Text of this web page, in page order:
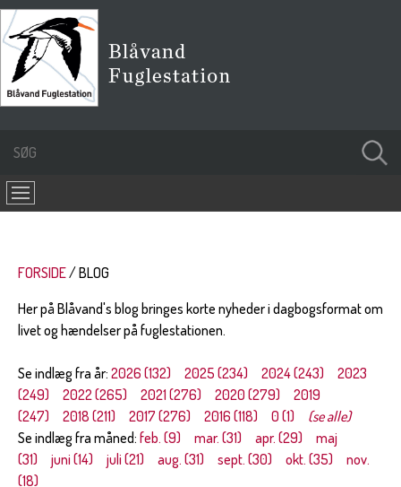
FORSIDE
BLOG
Her på Blåvand's blog bringes korte nyheder i dagbogsformat om
livet og hændelser på fuglestationen.
Se indlæg fra år: 2026 (132) 2025 (234) 2024 (243)
2023
(249)
2022 (265) 2021 (276) 2020 (279)
2019
(247)
2018 (211) 2017 (276) 2016 (118) 0 (1)
(se alle)
Se indlæg fra måned: feb. (9) mar. (31) apr. (29)
maj
(31)
juni (14) juli (21) aug. (31) sept. (30) okt. (35)
nov.
(18)